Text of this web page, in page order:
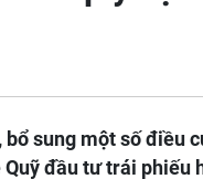
sung một số điều
đầu tư trái phiếu